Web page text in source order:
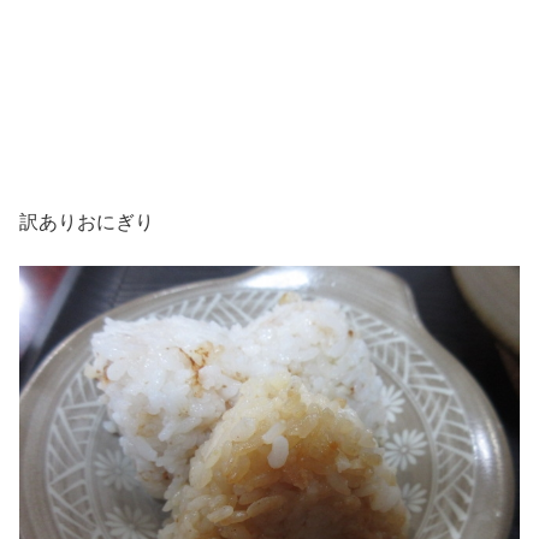
訳ありおにぎり